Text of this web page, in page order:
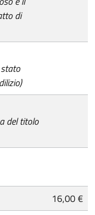
di
del titolo
16,00 €